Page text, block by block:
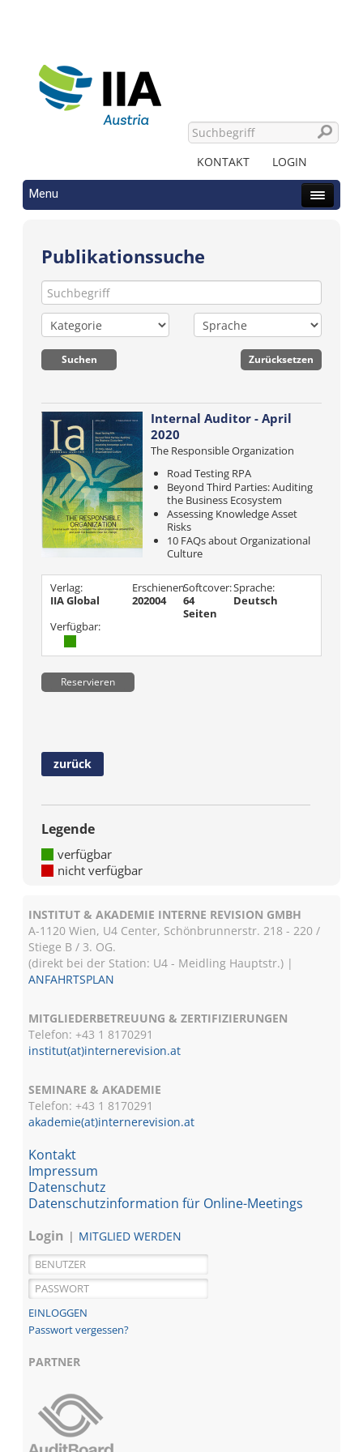
KONTAKT LOGIN
Menu
Publikationssuche
Internal Auditor - April
2020
The Responsible Organization
Road Testing RPA
Beyond Third Parties: Auditing
the Business Ecosystem
Assessing Knowledge Asset
Risks
10 FAQs about Organizational
Culture
Verlag:
IIA Global
Erschienen
202004
Softcover:
64
Seiten
Sprache:
Deutsch
Verfügbar:
Reservieren
zurück
Legende
verfügbar
nicht verfügbar
INSTITUT & AKADEMIE INTERNE REVISION GMBH
A-1120 Wien, U4 Center, Schönbrunnerstr. 218 - 220 /
Stiege B / 3. OG.
(direkt bei der Station: U4 - Meidling Hauptstr.) |
ANFAHRTSPLAN
MITGLIEDERBETREUUNG & ZERTIFIZIERUNGEN
Telefon: +43 1 8170291
institut(at)internerevision.at
SEMINARE & AKADEMIE
Telefon: +43 18170291
akademie(at)internerevision.at
Kontakt
Impressum
Datenschutz
Datenschutzinformation für Online-Meetings
Login
MITGLIED WERDEN
Passwort vergessen?
PARTNER